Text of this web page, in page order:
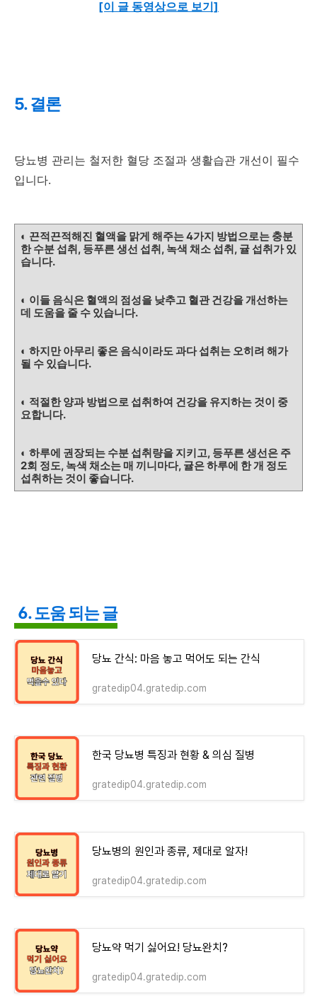
[이 글 동영상으로 보기]
5. 결론
당뇨병 관리는 철저한 혈당 조절과 생활습관 개선이 필수
입니다.
◐ 끈적끈적해진 혈액을 맑게 해주는 4가지 방법으로는 충분
한 수분 섭취, 등푸른 생선 섭취, 녹색 채소 섭취, 귤 섭취가 있
습니다.
◐ 이들 음식은 혈액의 점성을 낮추고 혈관 건강을 개선하는
데 도움을 줄 수 있습니다.
◐ 하지만 아무리 좋은 음식이라도 과다 섭취는 오히려 해가
될 수 있습니다.
◐ 적절한 양과 방법으로 섭취하여 건강을 유지하는 것이 중
요합니다.
◐ 하루에 권장되는 수분 섭취량을 지키고, 등푸른 생선은 주
2회 정도, 녹색 채소는 매 끼니마다, 귤은 하루에 한 개 정도
섭취하는 것이 좋습니다.
6. 도움 되는 글
당뇨 간식: 마음 놓고 먹어도 되는 간식
gratedip04.gratedip.com
한국 당뇨병 특징과 현황 & 의심 질병
gratedip04.gratedip.com
당뇨병의 원인과 종류, 제대로 알자!
gratedip04.gratedip.com
당뇨약 먹기 싫어요! 당뇨완치?
gratedip04.gratedip.com